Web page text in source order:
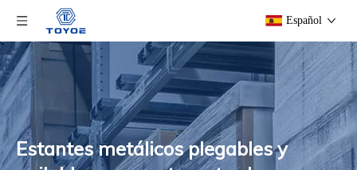
Español
Estantes metálicos plegables y